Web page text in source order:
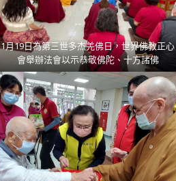
1月19日為第三世多杰羌佛日，世界佛教正心
會舉辦法會以示恭敬佛陀、十方諸佛